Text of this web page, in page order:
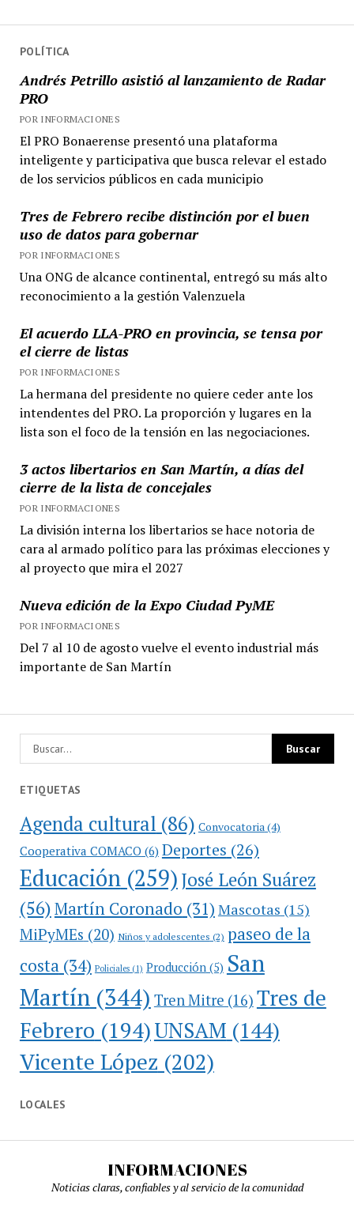
POLÍTICA
Andrés Petrillo asistió al lanzamiento de Radar
PRO
POR INFORMACIONES
El PRO Bonaerense presentó una plataforma
inteligente y participativa que busca relevar el estado
de los servicios públicos en cada municipio
Tres de Febrero recibe distinción por el buen
uso de datos para gobernar
POR INFORMACIONES
Una ONG de alcance continental, entregó su más alto
reconocimiento a la gestión Valenzuela
El acuerdo LLA-PRO en provincia, se tensa por
el cierre de listas
POR INFORMACIONES
La hermana del presidente no quiere ceder ante los
intendentes del PRO. La proporción y lugares en la
lista son el foco de la tensión en las negociaciones.
3 actos libertarios en San Martín, a días del
cierre de la lista de concejales
POR INFORMACIONES
La división interna los libertarios se hace notoria de
cara al armado político para las próximas elecciones y
al proyecto que mira el 2027
Nueva edición de la Expo Ciudad PyME
POR INFORMACIONES
Del 7 al 10 de agosto vuelve el evento industrial más
importante de San Martín
villancicos
Isidro
ETIQUETAS
Agenda cultural (86) Convocatoria (4)
Cooperativa COMACO(6) Deportes (26)
Educación(259)José León Suárez
(56)Martín Coronado (31) Mascotas (15)
MiPyMEs (20) Niños y adolescentes (2) paseo de la
costa(34) Policiales(1) Producción(5) San
Martín(344) Tren Mitre (16) Tres de
Febrero (194)UNSAM (144)
Vicente López (202)
LOCALES
INFORMACIONES
Noticias claras, confiables y al servicio de la comunidad